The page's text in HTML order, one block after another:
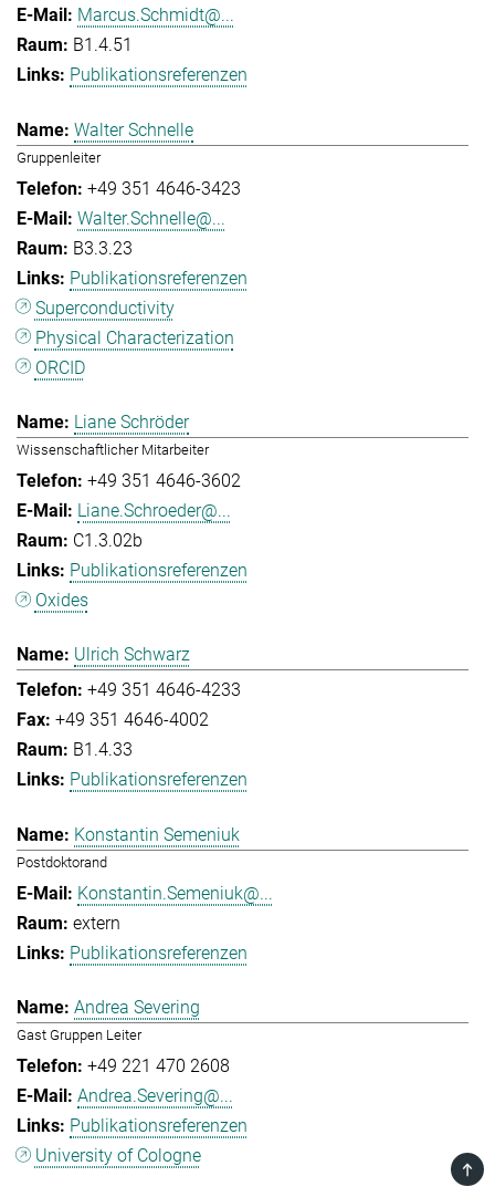
Marcus.Schmidt@...
B1.4.51
Publikationsreferenzen
Walter Schnelle
Gruppenleiter
+49 351 4646-3423
Walter.Schnelle@...
B3.3.23
Publikationsreferenzen
Superconductivity
Physical Characterization
ORCID
Liane Schröder
Wissenschaftlicher Mitarbeiter
+49 351 4646-3602
Liane.Schroeder@...
C1.3.02b
Publikationsreferenzen
Oxides
Ulrich Schwarz
+49 351 4646-4233
+49 351 4646-4002
B1.4.33
Publikationsreferenzen
Konstantin Semeniuk
Postdoktorand
Konstantin.Semeniuk@...
extern
Publikationsreferenzen
Andrea Severing
Gast Gruppen Leiter
+49 221 470 2608
Andrea.Severing@...
Publikationsreferenzen
University of Cologne
TOP